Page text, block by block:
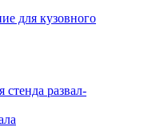
для кузовного
стенда развал-